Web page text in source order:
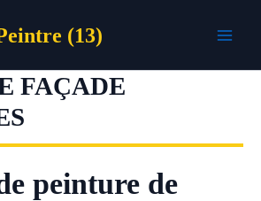
(13)
FAÇADE
peinture de